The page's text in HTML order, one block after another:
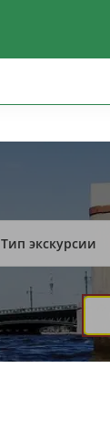
Тип экскурсии